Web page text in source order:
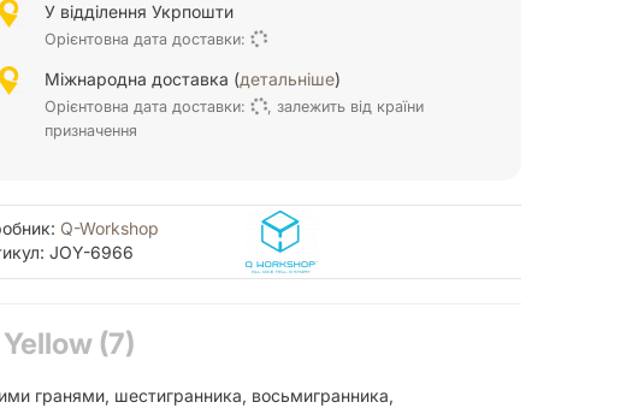
У відділення Укрпошти
Орієнтовна дата доставки:
Міжнародна доставка (детальніше)
Орієнтовна дата доставки:
, залежить від країни
призначення
Q-Workshop
JOY-6966
(7)
гранями, шестигранника, восьмигранника,